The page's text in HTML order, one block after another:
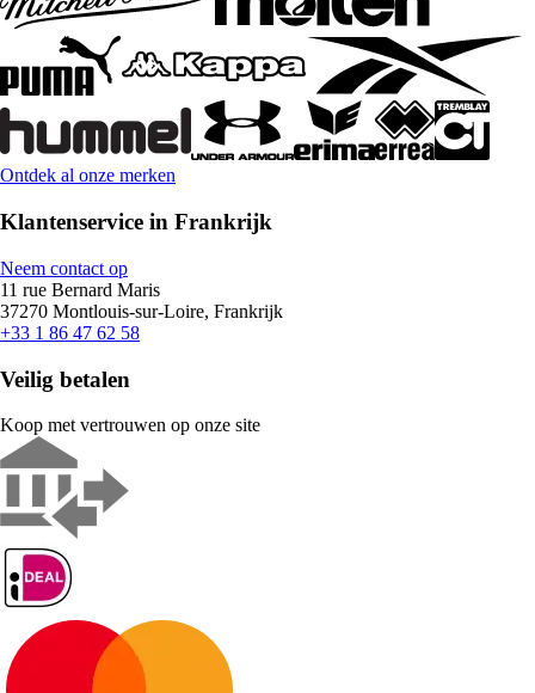
Ontdek al onze merken
Klantenservice in Frankrijk
Neem contact op
11 rue Bernard Maris
37270 Montlouis-sur-Loire, Frankrijk
+33 1 86 47 62 58
Veilig betalen
Koop met vertrouwen op onze site